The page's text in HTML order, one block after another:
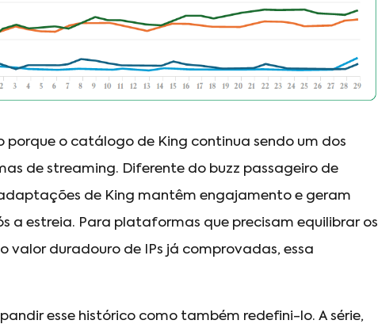
porque o catálogo de King continua sendo um dos
de streaming. Diferente do buzz passageiro de
de King mantêm engajamento e geram
a estreia. Para plataformas que precisam equilibrar os
valor duradouro de IPs já comprovadas, essa
esse histórico como também redefini-lo. A série,